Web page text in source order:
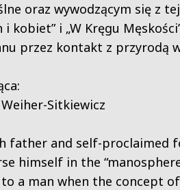
oraz wywodzącym się z
i kobiet” i „W Kręgu
przez kontakt z przyrodą
Sitkiewicz
father and self-proclaimed
himself in the
a man when the concept